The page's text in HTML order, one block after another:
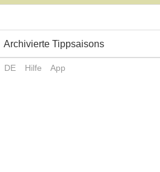
Archivierte Tippsaisons
DE Hilfe App